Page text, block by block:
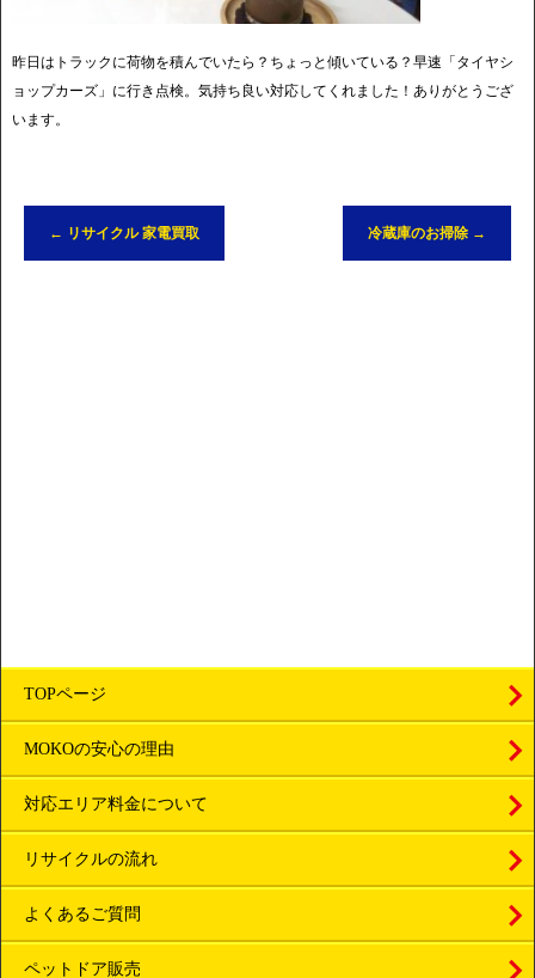
昨日はトラックに荷物を積んでいたら？ちょっと傾いている？早速「タイヤシ
ョップカーズ」に行き点検。気持ち良い対応してくれました！ありがとうござ
います。
← リサイクル 家電買取 冷蔵庫のお掃除 →
TOPページ
MOKOの安心の理由
対応エリア料金について
リサイクルの流れ
よくあるご質問
ペットドア販売